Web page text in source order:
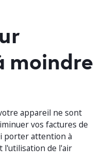
moindre
appareil ne sont
vos factures de
porter attention à
l'utilisation de l'air